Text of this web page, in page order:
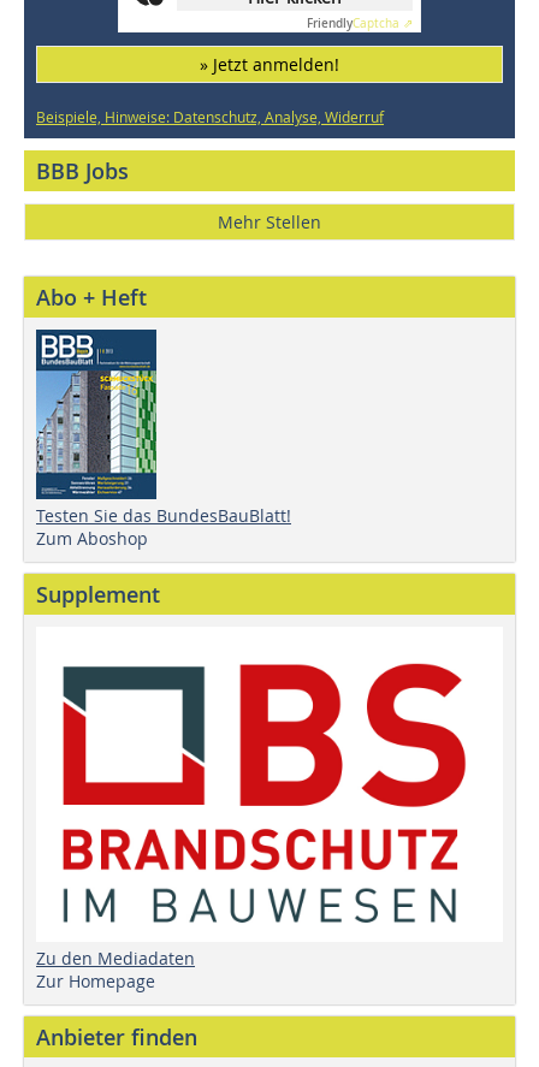
FriendlyCaptcha ⇗
» Jetzt anmelden!
Beispiele, Hinweise: Datenschutz, Analyse, Widerruf
BBB Jobs
Mehr Stellen
Abo + Heft
Testen Sie das BundesBauBlatt!
Zum Aboshop
Supplement
Zu den Mediadaten
Zur Homepage
Anbieter finden